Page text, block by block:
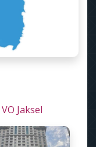
VO Jaksel